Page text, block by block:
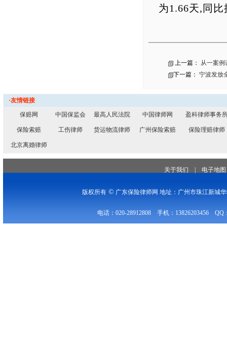
为1.66天,同
上一篇：
从一案例
下一篇： 宁波发放
·友情链接
保赔网
中国保监会 最高人民法院 中国律师网 盈科律师事务
保险索赔 工伤律师 货运物流律师 广州保险索赔 保险理赔律师
北京离婚律师
关于我们 电子地图
版权所有© 广东保险律师网 地址：广州市珠江新城
电话：020-28912808 手机：13826203456